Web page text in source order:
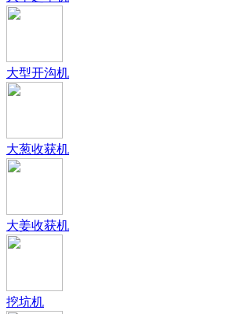
大型开沟机
大葱收获机
大姜收获机
挖坑机